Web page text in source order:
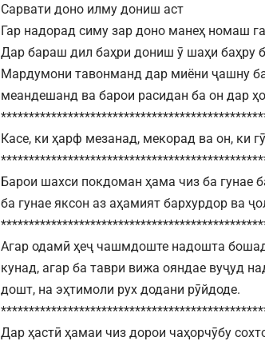
Сарвати доно илму дониш аст
Гар надорад симу зар доно манеҳ номаш
Дар бараш дил баҳри дониш ӯ шаҳи баҳру
Мардумони тавонманд дар миёни ҷашну
меандешанд ва барои расидан ба он дар
Касе, ки ҳарф мезанад, мекорад ва он, ки
Барои шахси покдоман ҳама чиз ба гунае
ба гунае яксон аз аҳамият бархурдор ва
Агар одамӣ ҳеҷ чашмдоште надошта
кунад, агар ба таври вижа ояндае вуҷуд
дошт, на эҳтимоли рух додани рӯйдоде.
Дар ҳастӣ ҳамаи чиз дорои чаҳорчӯбу